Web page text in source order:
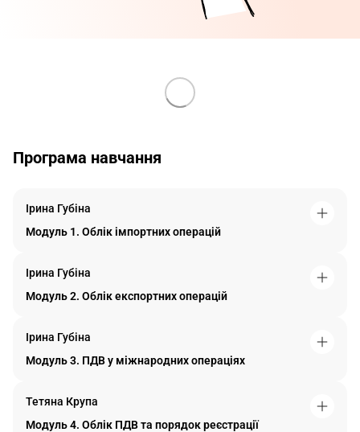
Програма навчання
Ірина Губіна
Модуль 1. Облік імпортних операцій
Ірина Губіна
Модуль 2. Облік експортних операцій
Ірина Губіна
Модуль 3. ПДВ у міжнародних операціях
Тетяна Крупа
Модуль 4. Облік ПДВ та порядок реєстрації